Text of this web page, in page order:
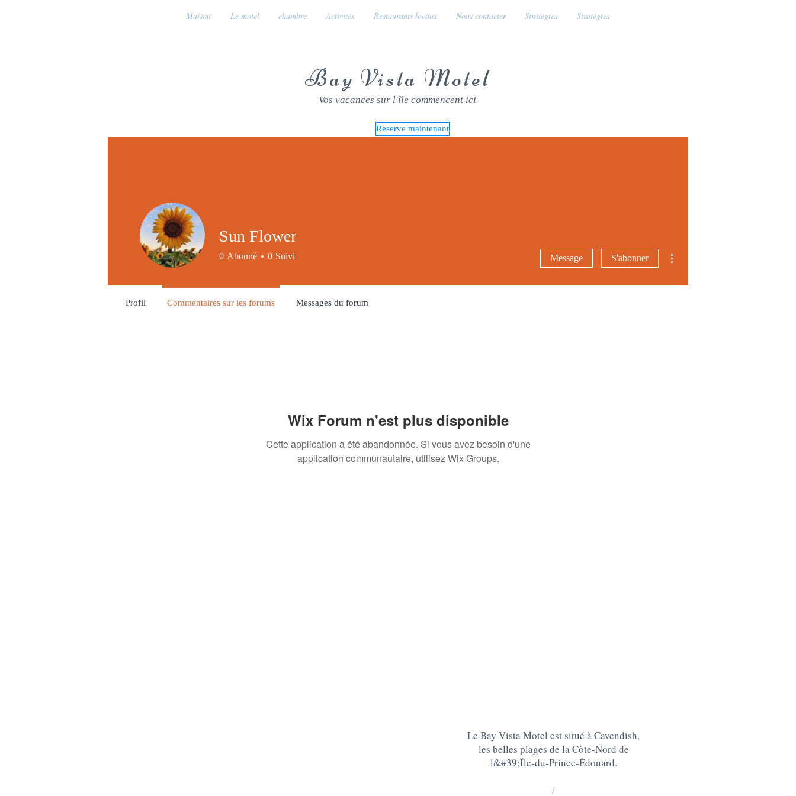
Maison Le motel chambre Activités Restaurants locaux Nous contacter Stratégies Stratégies
Bay Vista Motel
Vos vacances sur l'île commencent ici
Reserve maintenant
Wix Forum n'est plus disponible
Cette application a été abandonnée. Si vous avez besoin d'une
application communautaire, utilisez Wix Groups.
Sun Flower
0 Abonné 0 Suivi Message S'abonner
Profil Commentaires sur les forums Messages du forum
Le Bay Vista Motel est situé à Cavendish,
les belles plages de la Côte-Nord de
l&#39;Île-du-Prince-Édouard.
/